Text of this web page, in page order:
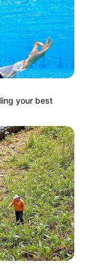
your best